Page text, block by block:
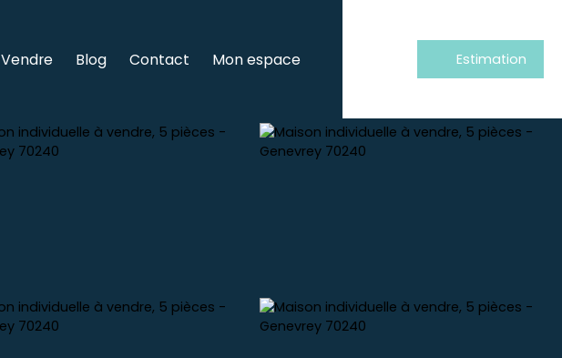
Vendre Blog Contact Mon espace Estimation